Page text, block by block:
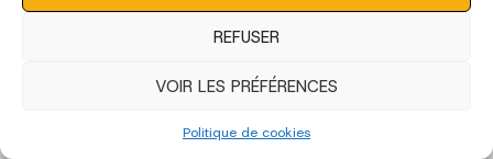
REFUSER
VOIR LES PRÉFÉRENCES
Politique de cookies